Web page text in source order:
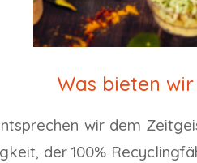
Was bieten
wir dem
der 100%